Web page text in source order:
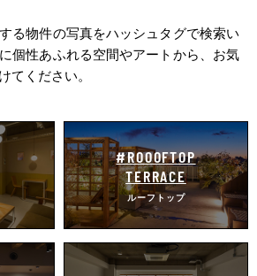
る物件の写真をハッシュタグで検索い
個性あふれる空間やアートから、お気
てください。
#ROOOFTOP
TERRACE
ルーフトップ